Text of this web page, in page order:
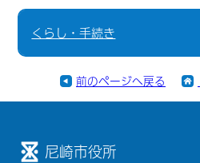
くらし・手続き
前のページへ戻る
尼崎市役所